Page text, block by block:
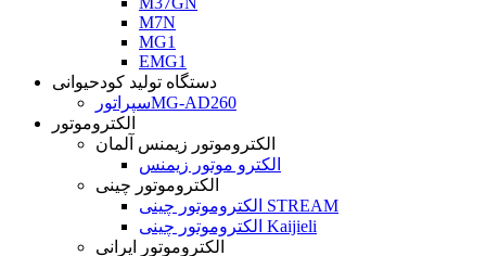
M7N
MG1
EMG1
دستگاه تولید کودحیوانی
سپراتورMG-AD260
الکتروموتور
الکتروموتور زیمنس آلمان
الکترو موتور زیمنس
الکتروموتور چینی
الکتروموتور چینی STREAM
الکتروموتور چینی Kaijieli
الکتروموتور ایرانی